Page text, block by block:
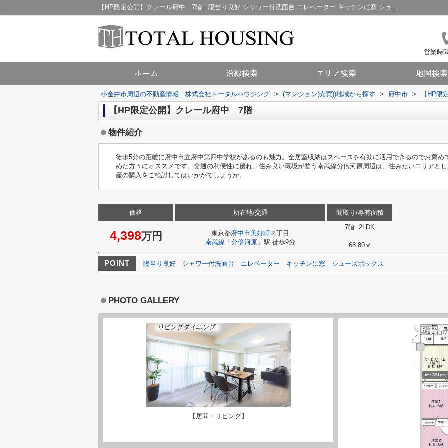
【HP限定公開】クレール府中 7階｜陽当り良好 シャワー付洗面台 エレベーター キッチンに窓 シューズボックス｜小金井市周辺の不動産情報｜株式会社トータルハウジング
営業時
小金井市周辺の不動産情報｜株式会社トータルハウジング > (マンション(売買))地域から探す > 府中市 > 【HP
【HP限定公開】クレール府中 7階
物件紹介
徒歩5分の距離に府中市立府中第四中学校があるのも魅力。全居室収納はスペースを有効に活用できるのでお薦
めた方々にオススメです。交通の利便性に優れ、住み良い環境が整う南武線分倍河原周辺は、住みたいエリアと
産の購入をご検討してはいかがでしょうか。
価格
4,398万円
所在地/交通
東京都府中市美好町 ２丁目
南武線 「 分倍河原 」駅 徒歩9分
間取り/専有面積
7階 2LDK
68.80㎡
POINT 陽当り良好 シャワー付洗面台 エレベーター キッチンに窓 シューズボックス
PHOTO GALLERY
【居間・リビング】